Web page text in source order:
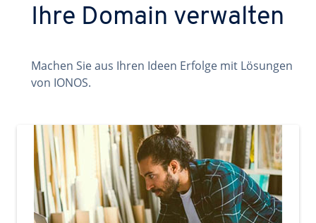
Ihre Domain verwalten
Machen Sie aus Ihren Ideen Erfolge mit Lösungen
von IONOS.